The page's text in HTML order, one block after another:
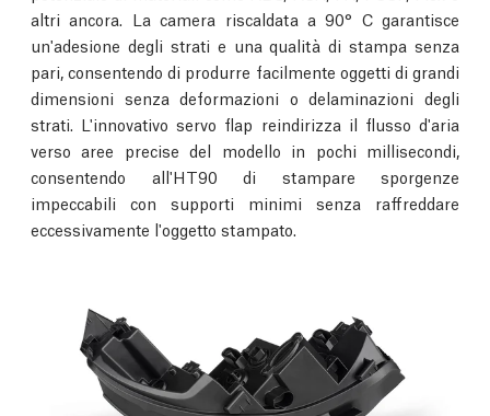
altri ancora. La camera riscaldata a 90° C garantisce
un'adesione degli strati e una qualità di stampa senza
pari, consentendo di produrre facilmente oggetti di grandi
dimensioni senza deformazioni o delaminazioni degli
strati. L'innovativo servo flap reindirizza il flusso d'aria
verso aree precise del modello in pochi millisecondi,
consentendo all'HT90 di stampare sporgenze
impeccabili con supporti minimi senza raffreddare
eccessivamente l'oggetto stampato.